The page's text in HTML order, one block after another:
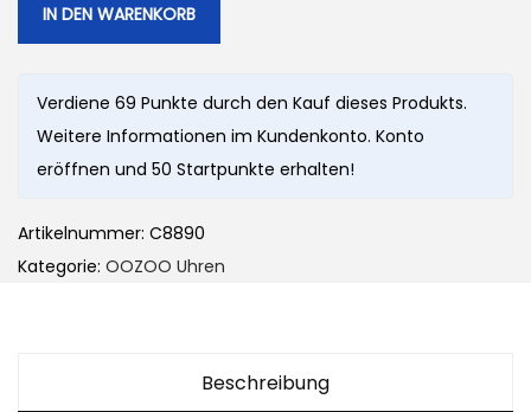
IN DEN WARENKORB
Verdiene 69 Punkte durch den Kauf dieses Produkts.
Weitere Informationen im Kundenkonto. Konto
eröffnen und 50 Startpunkte erhalten!
Artikelnummer: C8890
Kategorie: OOZOO Uhren
Beschreibung